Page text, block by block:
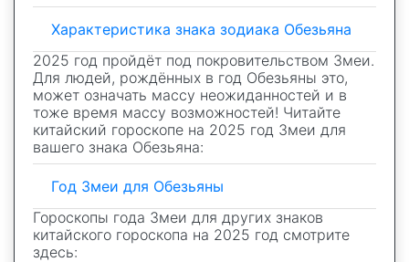
Характеристика знака зодиака Обезьяна
2025 год пройдёт под покровительством Змеи.
Для людей, рождённых в год Обезьяны это,
может означать массу неожиданностей и в
тоже время массу возможностей! Читайте
китайский гороскопе на 2025 год Змеи для
вашего знака Обезьяна:
Год Змеи для Обезьяны
Гороскопы года Змеи для других знаков
китайского гороскопа на 2025 год смотрите
здесь: